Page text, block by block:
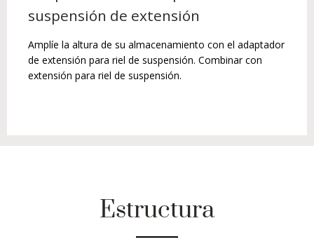
suspensión de extensión
Amplíe la altura de su almacenamiento con el adaptador
de extensión para riel de suspensión. Combinar con
extensión para riel de suspensión.
Estructura